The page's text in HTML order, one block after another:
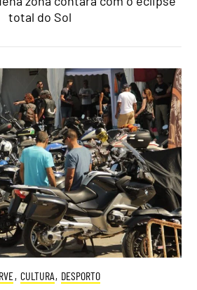
total do Sol
, CULTURA, DESPORTO